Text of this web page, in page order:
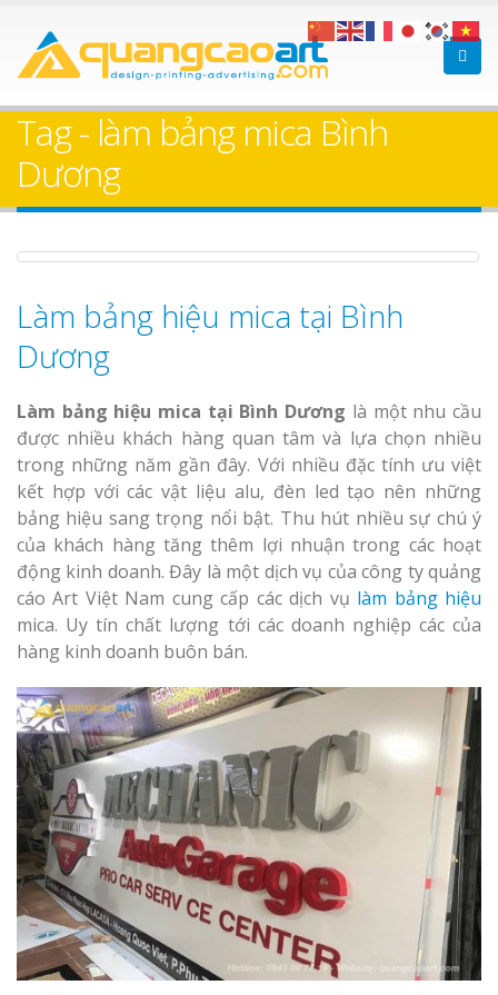
Tag - làm bảng mica Bình
Dương
Làm bảng hiệu mica tại Bình
Dương
Làm bảng hiệu mica tại Bình Dương là một nhu cầu
được nhiều khách hàng quan tâm và lựa chọn nhiều
trong những năm gần đây. Với nhiều đặc tính ưu việt
kết hợp với các vật liệu alu, đèn led tạo nên những
bảng hiệu sang trọng nổi bật. Thu hút nhiều sự chú ý
của khách hàng tăng thêm lợi nhuận trong các hoạt
động kinh doanh. Đây là một dịch vụ của công ty quảng
cáo Art Việt Nam cung cấp các dịch vụ làm bảng hiệu
mica. Uy tín chất lượng tới các doanh nghiệp các của
hàng kinh doanh buôn bán.
Bảng gỗ treo cửa
Làm bảng hiệu gỗ tại
Biên Hòa
Làm bảng hiệu gỗ tại
Nghệ An
Làm bảng hiệu gỗ
homestay chất lượng
Làm bảng
Dương
Thi công
Dương
Làm biển
tóc Thuận An
Thi công
cáo Vinh
Làm biển
Nghệ An giá
Thi Công
Nghệ An Nâng Tầm